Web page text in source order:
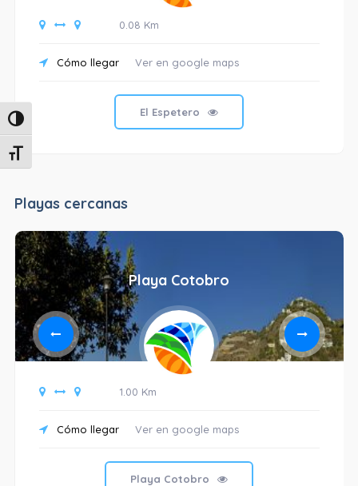
Alternar alto contraste
Alternar tamaño de letra
0.08 Km
Cómo llegar Ver en google maps
El Espetero
Playas cercanas
Playa Cotobro
1.00 Km
Cómo llegar Ver en google maps
Playa Cotobro